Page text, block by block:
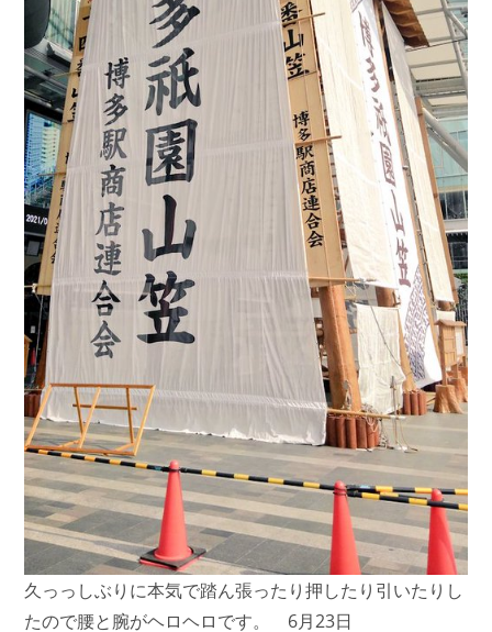
久っっしぶりに本気で踏ん張ったり押したり引いたりし
たので腰と腕がヘロヘロです。 6月23日